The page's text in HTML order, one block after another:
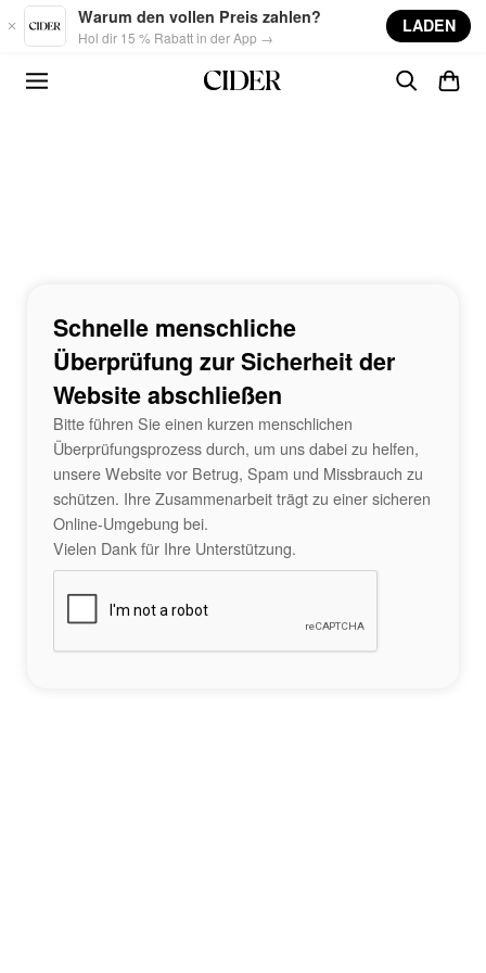
Skip to main content
Warum den vollen Preis zahlen?
Hol dir 15 % Rabatt in der App →
LADEN
Schnelle menschliche
Überprüfung zur Sicherheit der
Website abschließen
Bitte führen Sie einen kurzen menschlichen
Überprüfungsprozess durch, um uns dabei zu helfen,
unsere Website vor Betrug, Spam und Missbrauch zu
schützen. Ihre Zusammenarbeit trägt zu einer sicheren
Online-Umgebung bei.
Vielen Dank für Ihre Unterstützung.